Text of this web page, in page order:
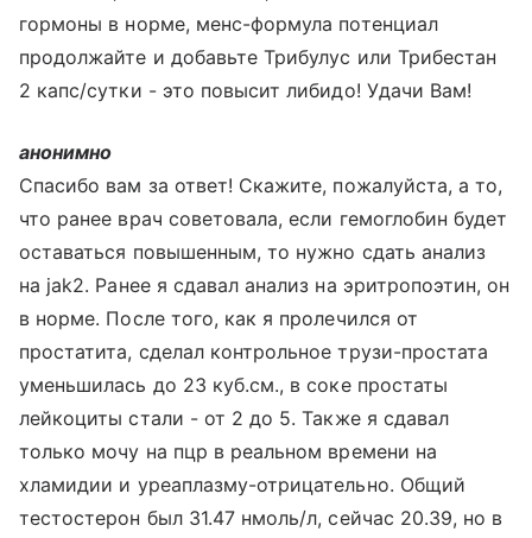
гормоны в норме, менс-формула потенциал
продолжайте и добавьте Трибулус или Трибестан
2 капс/сутки - это повысит либидо! Удачи Вам!
анонимно
Спасибо вам за ответ! Скажите, пожалуйста, а то,
что ранее врач советовала, если гемоглобин будет
оставаться повышенным, то нужно сдать анализ
на jak2. Ранее я сдавал анализ на эритропоэтин, он
в норме. После того, как я пролечился от
простатита, сделал контрольное трузи-простата
уменьшилась до 23 куб.см., в соке простаты
лейкоциты стали - от 2 до 5. Также я сдавал
только мочу на пцр в реальном времени на
хламидии и уреаплазму-отрицательно. Общий
тестостерон был 31.47 нмоль/л, сейчас 20.39, но в